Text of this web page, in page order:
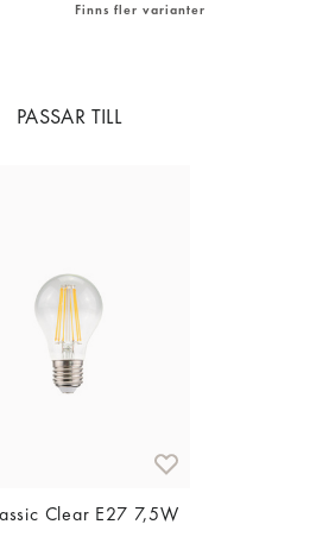
Finns fler varianter
PASSAR TILL
Clear E27 7,5W